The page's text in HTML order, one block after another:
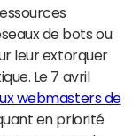
de bots ou
leur extorquer
Le 7 avril
webmasters de
en priorité